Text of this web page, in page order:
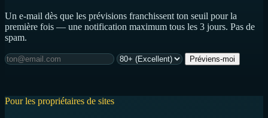
Un e-mail dès que les prévisions franchissent ton seuil pour la
première fois — une notification maximum tous les 3 jours. Pas de
spam.
Préviens-moi
Pour les propriétaires de sites